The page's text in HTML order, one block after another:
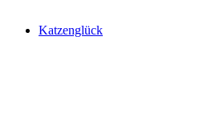
Katzenglück